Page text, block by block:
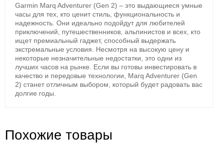
Garmin Marq Adventurer (Gen 2) – это выдающиеся умные
часы для тех, кто ценит стиль, функциональность и
надежность. Они идеально подойдут для любителей
приключений, путешественников, альпинистов и всех, кто
ищет премиальный гаджет, способный выдержать
экстремальные условия. Несмотря на высокую цену и
некоторые незначительные недостатки, это одни из
лучших часов на рынке. Если вы готовы инвестировать в
качество и передовые технологии, Marq Adventurer (Gen
2) станет отличным выбором, который будет радовать вас
долгие годы.
Похожие товары